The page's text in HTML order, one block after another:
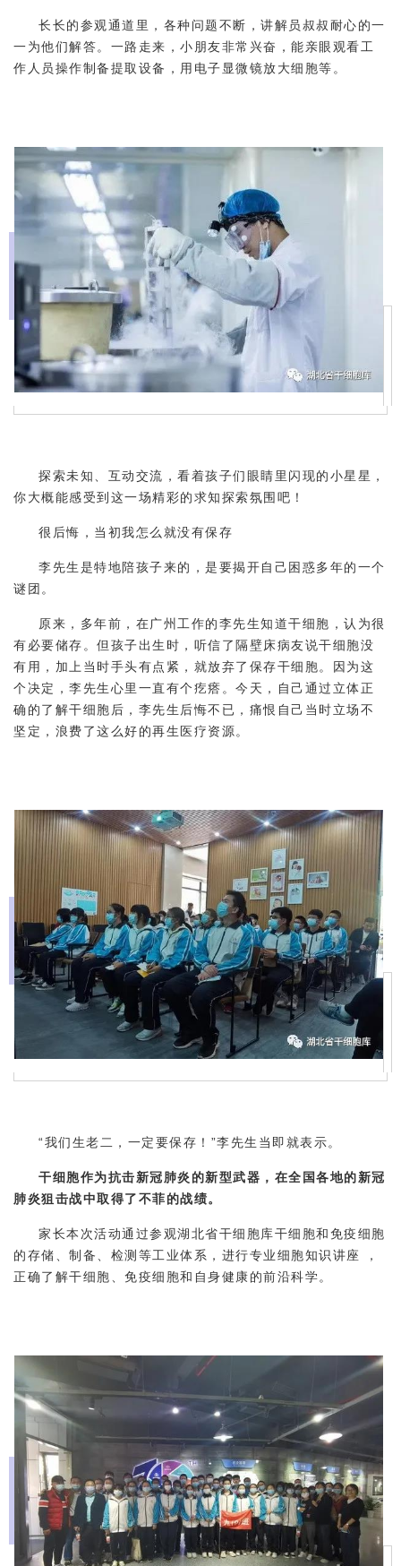
长长的参观通道里，各种问题不断，讲解员叔叔耐心的一
一为他们解答。一路走来，小朋友非常兴奋，能亲眼观看工
作人员操作制备提取设备，用电子显微镜放大细胞等。
探索未知、互动交流，看着孩子们眼睛里闪现的小星星，
你大概能感受到这一场精彩的求知探索氛围吧！
很后悔，当初我怎么就没有保存
李先生是特地陪孩子来的，是要揭开自己困惑多年的一个
谜团。
原来，多年前，在广州工作的李先生知道干细胞，认为很
有必要储存。但孩子出生时，听信了隔壁床病友说干细胞没
有用，加上当时手头有点紧，就放弃了保存干细胞。因为这
个决定，李先生心里一直有个疙瘩。今天，自己通过立体正
确的了解干细胞后，李先生后悔不已，痛恨自己当时立场不
坚定，浪费了这么好的再生医疗资源。
“我们生老二，一定要保存！”李先生当即就表示。
干细胞作为抗击新冠肺炎的新型武器，在全国各地的新冠
肺炎狙击战中取得了不菲的战绩。
家长本次活动通过参观湖北省干细胞库干细胞和免疫细胞
的存储、制备、检测等工业体系，进行专业细胞知识讲座 ，
正确了解干细胞、免疫细胞和自身健康的前沿科学。